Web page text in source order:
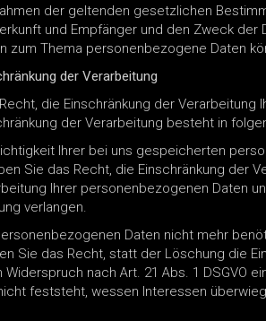
der geltenden gesetzlichen
und Empfänger und den Zweck
zum Thema personenbezogene Daten
der Verarbeitung
die Einschränkung der
der Verarbeitung besteht in
Ihrer bei uns gespeicherten
Sie das Recht, die Einschränkung der
Ihrer personenbezogenen Daten
verlangen.
Daten nicht mehr
Sie das Recht, statt der Löschung die
Widerspruch nach Art. 21 Abs. 1 DSGVO
feststeht, wessen Interessen